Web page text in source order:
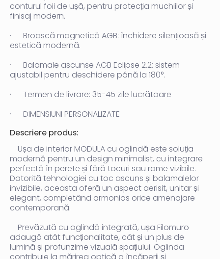
conturul foii de ușă, pentru protecția muchiilor și
finisaj modern.
· Broască magnetică AGB: închidere silențioasă și
estetică modernă.
· Balamale ascunse AGB Eclipse 2.2: sistem
ajustabil pentru deschidere până la 180°.
· Termen de livrare: 35-45 zile lucrătoare
· DIMENSIUNI PERSONALIZATE
Descriere produs:
Ușa de interior MODULA cu oglindă este soluția
modernă pentru un design minimalist, cu integrare
perfectă în perete și fără tocuri sau rame vizibile.
Datorită tehnologiei cu toc ascuns și balamalelor
invizibile, aceasta oferă un aspect aerisit, unitar și
elegant, completând armonios orice amenajare
contemporană.
Prevăzută cu oglindă integrată, ușa Filomuro
adaugă atât funcționalitate, cât și un plus de
lumină și profunzime vizuală spațiului. Oglinda